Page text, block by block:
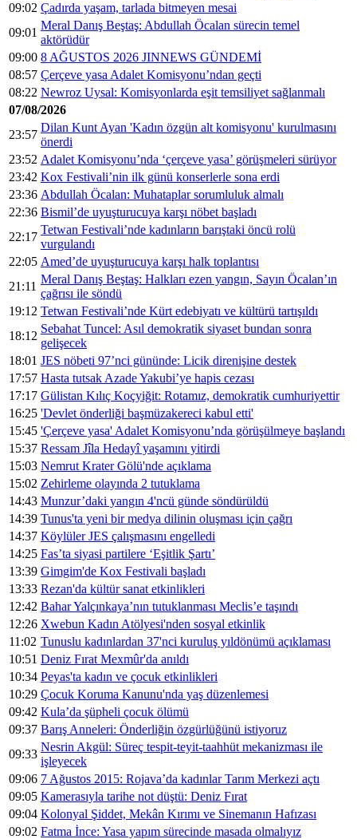
09:02 Çadırda yaşam, tarlada bitmeyen mesai
09:01
Meral Danış Beştaş: Abdullah Öcalan sürecin temel
aktörüdür
09:00 8 AĞUSTOS 2026 JINNEWS GÜNDEMİ
08:57 Çerçeve yasa Adalet Komisyonu’ndan geçti
08:22 Newroz Uysal: Komisyonlarda eşit temsiliyet sağlanmalı
07/08/2026
23:57
Dilan Kunt Ayan 'Kadın özgün alt komisyonu' kurulmasını
önerdi
23:52 Adalet Komisyonu’nda ‘çerçeve yasa’ görüşmeleri sürüyor
23:42 Kox Festivali’nin ilk günü konserlerle sona erdi
23:36 Abdullah Öcalan: Muhataplar sorumluluk almalı
22:36 Bismil’de uyuşturucuya karşı nöbet başladı
22:17
Tetwan Festivali’nde kadınların barıştaki öncü rolü
vurgulandı
22:05 Amed’de uyuşturucuya karşı halk toplantısı
21:11
Meral Danış Beştaş: Halkları ezen yangın, Sayın Öcalan’ın
çağrısı ile söndü
19:12 Tetwan Festivali’nde Kürt edebiyatı ve kültürü tartışıldı
18:12
Sebahat Tuncel: Asıl demokratik siyaset bundan sonra
gelişecek
18:01 JES nöbeti 97’nci gününde: Licik direnişine destek
17:57 Hasta tutsak Azade Yakubi’ye hapis cezası
17:17 Gülistan Kılıç Koçyiğit: Rotamız, demokratik cumhuriyettir
16:25 'Devlet önderliği başmüzakereci kabul etti'
15:45 'Çerçeve yasa' Adalet Komisyonu’nda görüşülmeye başlandı
15:37 Ressam Jîla Hedayî yaşamını yitirdi
15:03 Nemrut Krater Gölü'nde açıklama
15:02 Zehirleme olayında 2 tutuklama
14:43 Munzur’daki yangın 4'ncü günde söndürüldü
14:39 Tunus'ta yeni bir medya dilinin oluşması için çağrı
14:37 Köylüler JES çalışmasını engelledi
14:25 Fas’ta siyasi partilere ‘Eşitlik Şartı’
13:39 Gimgim'de Kox Festivali başladı
13:33 Rezan'da kültür sanat etkinlikleri
12:42 Bahar Yalçınkaya’nın tutuklanması Meclis’e taşındı
12:26 Xwebun Kadın Atölyesi'nden sosyal etkinlik
11:02 Tunuslu kadınlardan 37'nci kuruluş yıldönümü açıklaması
10:51 Deniz Fırat Mexmûr'da anıldı
10:34 Peyas'ta kadın ve çocuk etkinlikleri
10:29 Çocuk Koruma Kanunu'nda yaş düzenlemesi
09:42 Kula’da şüpheli çocuk ölümü
09:37 Barış Anneleri: Önderliğin özgürlüğünü istiyoruz
09:33
Nesrin Akgül: Süreç tespit-teyit-taahhüt mekanizması ile
işleyecek
09:06 7 Ağustos 2015: Rojava’da kadınlar Tarım Merkezi açtı
09:05 Kamerasıyla tarihe not düştü: Deniz Fırat
09:04 Kolonyal Şiddet, Mekân Kırımı ve Sinemanın Hafızası
09:02 Fatma İnce: Yasa yapım sürecinde masada olmalıyız